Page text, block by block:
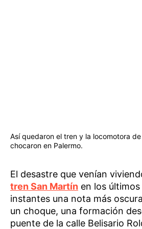
Así quedaron el tren y la locomotora
chocaron en Palermo.
El desastre que venían
tren San Martín en los
instantes una nota más
un choque, una formación
puente de la calle Belisario